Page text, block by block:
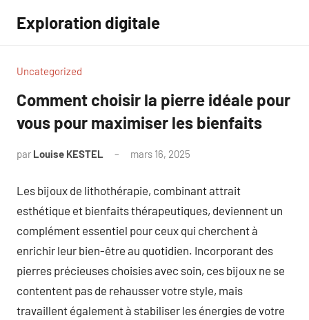
contenu
Exploration digitale
Uncategorized
Comment choisir la pierre idéale pour
vous pour maximiser les bienfaits
par Louise KESTEL mars 16, 2025
Les bijoux de lithothérapie, combinant attrait
esthétique et bienfaits thérapeutiques, deviennent un
complément essentiel pour ceux qui cherchent à
enrichir leur bien-être au quotidien. Incorporant des
pierres précieuses choisies avec soin, ces bijoux ne se
contentent pas de rehausser votre style, mais
travaillent également à stabiliser les énergies de votre